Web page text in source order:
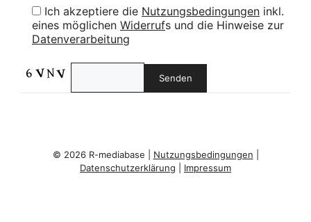
Ich akzeptiere die Nutzungsbedingungen inkl.
eines möglichen Widerrufs und die Hinweise zur
Datenverarbeitung
© 2026 R-mediabase | Nutzungsbedingungen
Datenschutzerklärung
Impressum